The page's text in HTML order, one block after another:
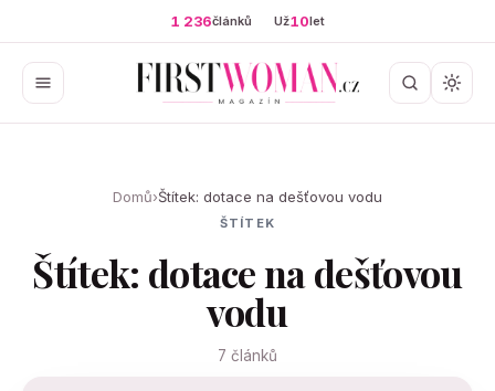
1 236článků Už10let
Domů›Štítek: dotace na dešťovou vodu
ŠTÍTEK
Štítek: dotace na dešťovou
vodu
7 článků